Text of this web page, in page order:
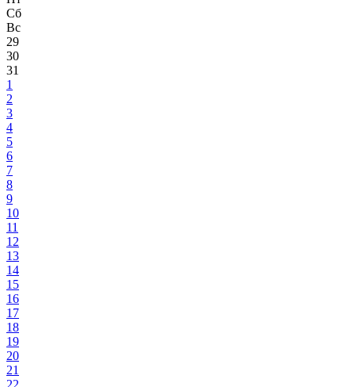
Сб
Вс
29
30
31
1
2
3
4
5
6
7
8
9
10
11
12
13
14
15
16
17
18
19
20
21